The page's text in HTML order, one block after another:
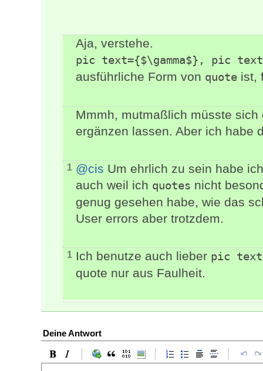
Aja, verstehe.
pic text={$\gamma$}, pic
ausführliche Form von quote ist,
Mmmh, mutmaßlich müsste
ergänzen lassen. Aber ich habe
1 @cis Um ehrlich zu sein habe
auch weil ich quotes nicht
genug gesehen habe, wie das
User errors aber trotzdem.
1 Ich benutze auch lieber pic
quote nur aus Faulheit.
Deine Antwort